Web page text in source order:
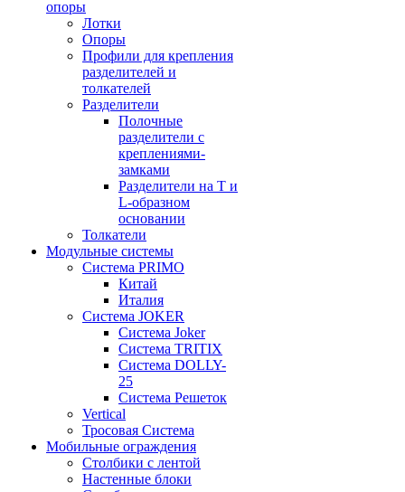
опоры
Лотки
Опоры
Профили для крепления
разделителей и
толкателей
Разделители
Полочные
разделители с
креплениями-
замками
Разделители на Т и
L-образном
основании
Толкатели
Модульные системы
Система PRIMO
Китай
Италия
Система JOKER
Система Joker
Система TRITIX
Система DOLLY-
25
Система Решеток
Vertical
Тросовая Система
Мобильные ограждения
Столбики с лентой
Настенные блоки